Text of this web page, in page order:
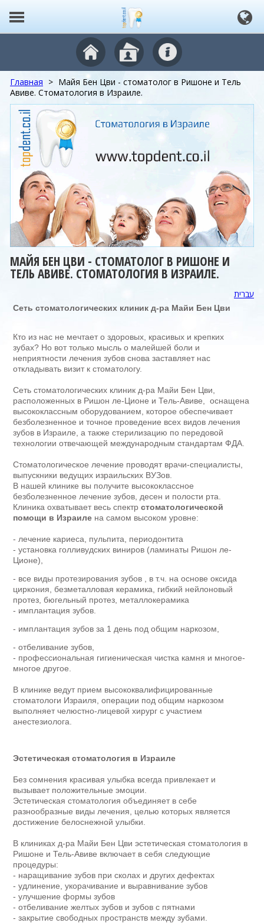
Главная > Майя Бен Цви - стоматолог в Ришоне и Тель
Авиве. Стоматология в Израиле.
МАЙЯ БЕН ЦВИ - СТОМАТОЛОГ В РИШОНЕ И
ТЕЛЬ АВИВЕ. СТОМАТОЛОГИЯ В ИЗРАИЛЕ.
עברית
Сеть стоматологических клиник д-ра Майи Бен Цви
Кто из нас не мечтает о здоровых, красивых и крепких
зубах? Но вот только мысль о малейшей боли и
неприятности лечения зубов снова заставляет нас
откладывать визит к стоматологу.
Сеть стоматологических клиник д-ра Майи Бен Цви,
расположенных в Ришон ле-Ционе и Тель-Авиве, оснащена
высококлассным оборудованием, которое обеспечивает
безболезненное и точное проведение всех видов лечения
зубов в Израиле, а также стерилизацию по передовой
технологии отвечающей международным стандартам ФДА.
Стоматологическое лечение проводят врачи-специалисты,
выпускники ведущих израильских ВУЗов.
В нашей клинике вы получите высококлассное
безболезненное лечение зубов, десен и полости рта.
Клиника охватывает весь спектр стоматологической
помощи в Израиле на самом высоком уровне:
- лечение кариеса, пульпита, периодонтита
- установка голливудских виниров (ламинаты Ришон ле-
Ционе),
- все виды протезирования зубов , в т.ч. на основе оксида
циркония, безметалловая керамика, гибкий нейлоновый
протез, бюгельный протез, металлокерамика
- имплантация зубов.
- имплантация зубов за 1 день под общим наркозом,
- отбеливание зубов,
- профессиональная гигиеническая чистка камня и многое-
многое другое.
В клинике ведут прием высококвалифицированные
стоматологи Израиля, операции под общим наркозом
выполняет челюстно-лицевой хирург с участием
анестезиолога
Эстетическая стоматология в Израиле
Без сомнения красивая улыбка всегда привлекает и
вызывает положительные эмоции.
Эстетическая стоматология объединяет в себе
разнообразные виды лечения, целью которых является
достижение белоснежной улыбки.
В клиниках д-ра Майи Бен Цви эстетическая стоматология в
Ришоне и Тель-Авиве включает в себя следующие
процедуры:
- наращивание зубов при сколах и других дефектах
- удлинение, укорачивание и выравнивание зубов
- улучшение формы зубов
- отбеливание желтых зубов и зубов с пятнами
- закрытие свободных пространств между зубами.